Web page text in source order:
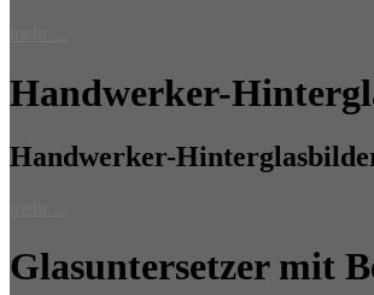
Handwerker-
Handwerker-
Glasuntersetzer mit